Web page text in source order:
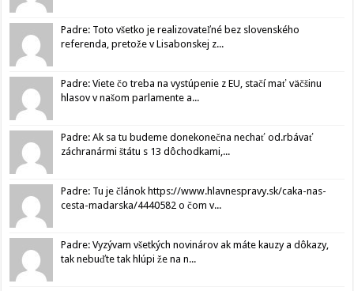
Padre: Toto všetko je realizovateľné bez slovenského
referenda, pretože v Lisabonskej z...
Padre: Viete čo treba na vystúpenie z EU, stačí mať väčšinu
hlasov v našom parlamente a...
Padre: Ak sa tu budeme donekonečna nechať od.rbávať
záchranármi štátu s 13 dôchodkami,...
Padre: Tu je článok https://www.hlavnespravy.sk/caka-nas-
cesta-madarska/4440582 o čom v...
Padre: Vyzývam všetkých novinárov ak máte kauzy a dôkazy,
tak nebuďte tak hlúpi že na n...